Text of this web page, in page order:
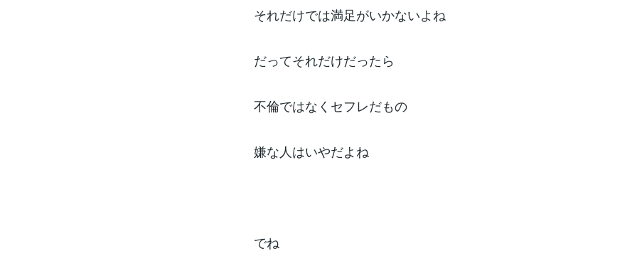
それだけでは満足がいかないよね
だってそれだけだったら
不倫ではなくセフレだもの
嫌な人はいやだよね
でね